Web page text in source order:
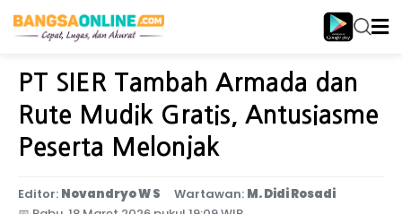
Home Jawa Timur
PT SIER Tambah Armada dan
Rute Mudik Gratis, Antusiasme
Peserta Melonjak
Editor: Novandryo W S Wartawan: M. Didi Rosadi